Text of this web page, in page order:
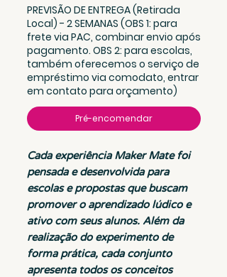
PREVISÃO DE ENTREGA (Retirada
Local) - 2 SEMANAS (OBS 1: para
frete via PAC, combinar envio após
pagamento. OBS 2: para escolas,
também oferecemos o serviço de
empréstimo via comodato, entrar
em contato para orçamento)
Pré-encomendar
Cada experiência Maker Mate foi
pensada e desenvolvida para
escolas e propostas que buscam
promover o aprendizado lúdico e
ativo com seus alunos. Além da
realização do experimento de
forma prática, cada conjunto
apresenta todos os conceitos